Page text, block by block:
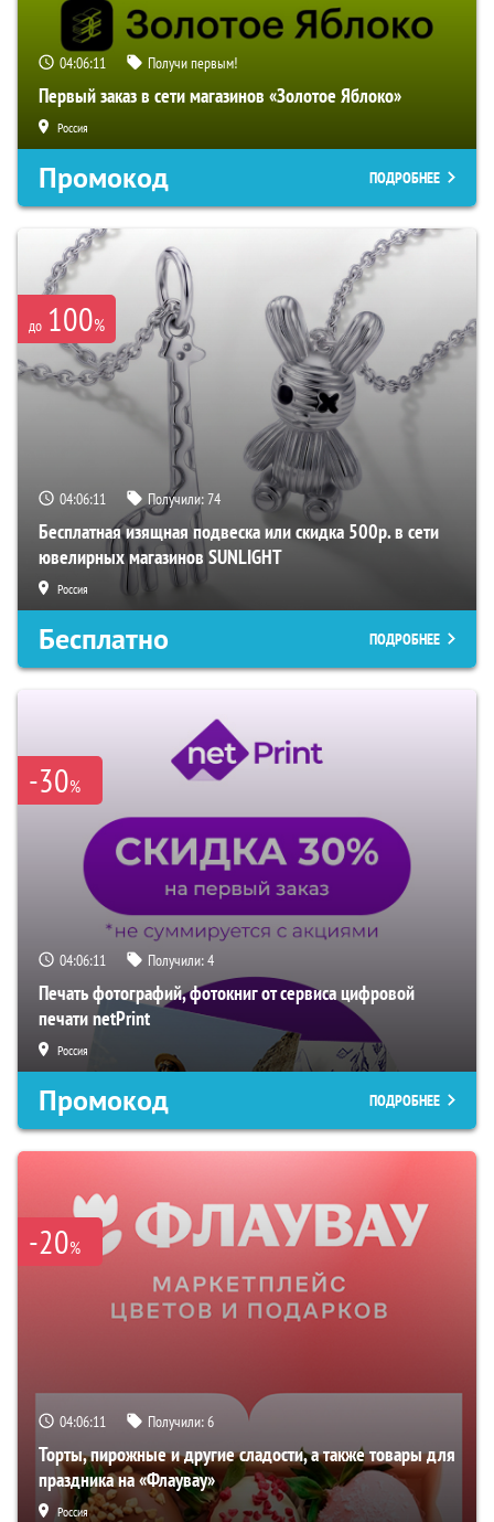
04:06:10 Получи первым!
Первый заказ в сети магазинов «Золотое Яблоко»
Россия
Промокод ПОДРОБНЕЕ
до 100%
04:06:10 Получили:74
Бесплатная изящная подвеска или скидка 500р. в сети
ювелирных магазинов SUNLIGHT
Россия
Бесплатно ПОДРОБНЕЕ
-30%
04:06:10 Получили:4
Печать фотографий, фотокниг от сервиса цифровой
печати netPrint
Россия
Промокод ПОДРОБНЕЕ
-20%
04:06:10 Получили:6
Торты, пирожные и другие сладости, а также товары для
праздника на «Флаувау»
Россия